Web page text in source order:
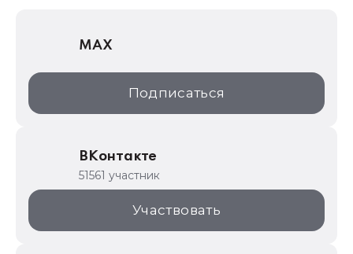
1С:Дистрибьюция
1С:Образование
ИТС.1C.ru
1С:Торговая площадка
MAX
Подписаться
ВКонтакте
51561 участник
Участвовать